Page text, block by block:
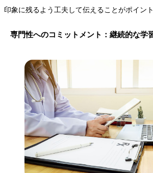
印象に残るよう工夫して伝えることがポイント
専門性へのコミットメント：継続的な学